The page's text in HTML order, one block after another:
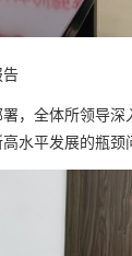
告
全体所领导深
水平发展的瓶颈